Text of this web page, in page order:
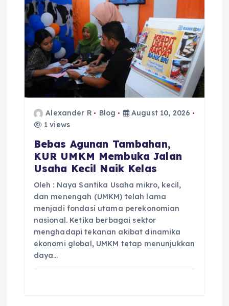
Alexander R Blog
August 10, 2026
1 views
Bebas Agunan Tambahan,
KUR UMKM Membuka Jalan
Usaha Kecil Naik Kelas
Oleh : Naya Santika Usaha mikro, kecil,
dan menengah (UMKM) telah lama
menjadi fondasi utama perekonomian
nasional. Ketika berbagai sektor
menghadapi tekanan akibat dinamika
ekonomi global, UMKM tetap menunjukkan
daya…